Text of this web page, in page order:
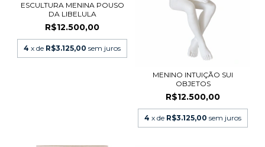
ESCULTURA MENINA POUSO
DA LIBELULA
R$12.500,00
4 x de R$3.125,00 sem juros
MENINO INTUIÇÃO SUI
OBJETOS
R$12.500,00
4 x de R$3.125,00 sem juros